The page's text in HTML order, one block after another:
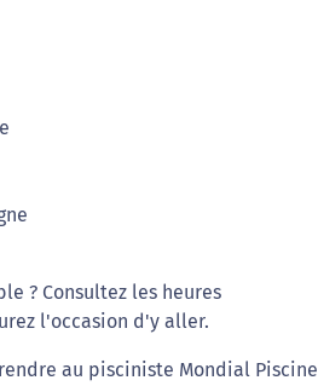
? Consultez les heures
l'occasion d'y aller.
au pisciniste Mondial Piscine